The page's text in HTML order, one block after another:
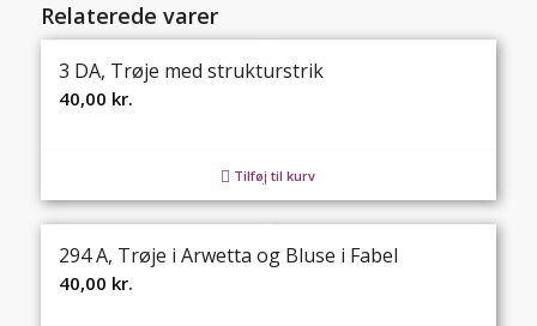
Relaterede varer
3 DA, Trøje med strukturstrik
40,00 kr.
Tilføj til kurv
294 A, Trøje i Arwetta og Bluse i Fabel
40,00 kr.